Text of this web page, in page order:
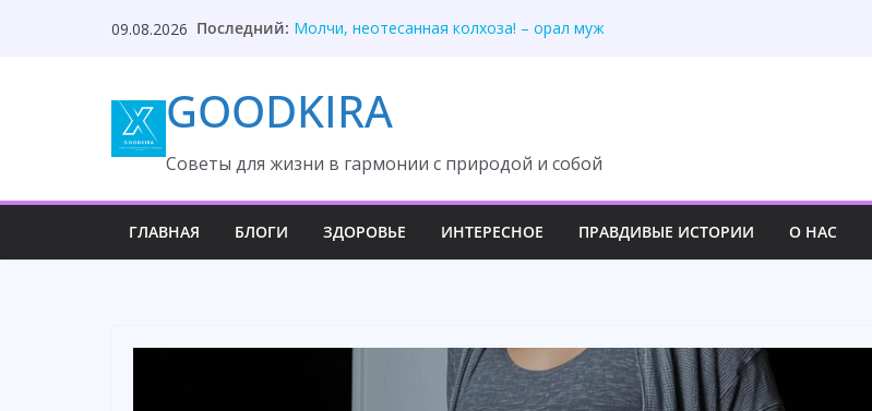
09.08.2026 Последний: Молчи, неотесанная колхоза! – орал муж
Муж ушёл к городской красавице, но пожалел
Свекровь унизила невестку, но потеряла всё
GOODKIRA
Cоветы для жизни в гармонии с природой и собой
ГЛАВНАЯ БЛОГИ ЗДОРОВЬЕ ИНТЕРЕСНОЕ ПРАВДИВЫЕ ИСТОРИИ О НАС